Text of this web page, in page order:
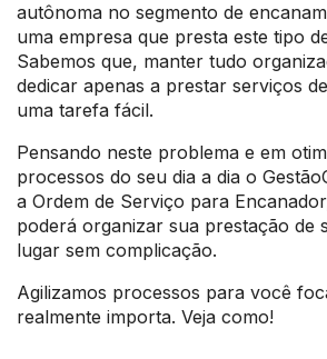
autônoma no segmento de
uma empresa que presta este tipo
Sabemos que, manter tudo
dedicar apenas a prestar serviços
uma tarefa fácil.
Pensando neste problema e em
processos do seu dia a dia o
a Ordem de Serviço para
poderá organizar sua prestação de
lugar sem complicação.
Agilizamos processos para você
realmente importa. Veja como!